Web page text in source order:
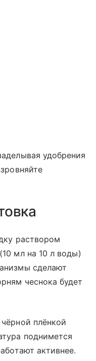
удобрения
раствором
мл на 10 л воды)
сделают
чеснока будет
плёнкой
поднимется
активнее.